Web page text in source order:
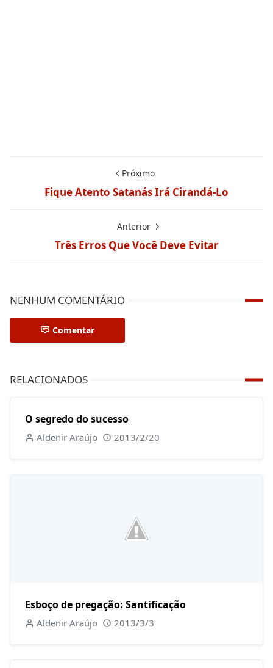
Próximo
Fique Atento Satanás Irá Cirandá-Lo
Anterior
Três Erros Que Você Deve Evitar
NENHUM COMENTÁRIO
Comentar
RELACIONADOS
O segredo do sucesso
Aldenir Araújo 2013/2/20
Esboço de pregação: Santificação
Aldenir Araújo 2013/3/3